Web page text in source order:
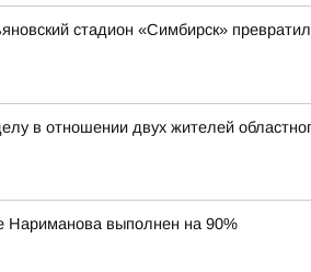
стадион «Симбирск»
в отношении двух жителей
Нариманова выполнен на 90%